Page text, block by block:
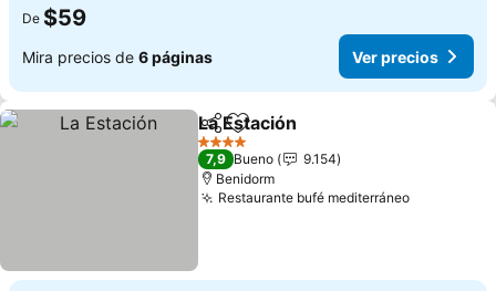
De $59
Mira precios de 6 páginas Ver precios
CompartirAgregar a favoritos
La Estación
4 Estrellas
7,9 Bueno
9.154
Benidorm
Restaurante bufé mediterráneoVer